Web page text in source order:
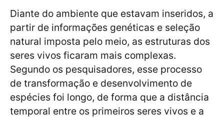
Diante do ambiente que estavam inseridos, a
partir de informações genéticas e seleção
natural imposta pelo meio, as estruturas dos
seres vivos ficaram mais complexas.
Segundo os pesquisadores, esse processo
de transformação e desenvolvimento de
espécies foi longo, de forma que a distância
temporal entre os primeiros seres vivos e a